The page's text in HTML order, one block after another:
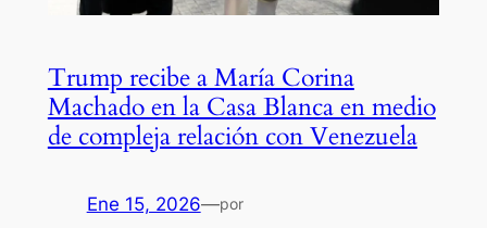
Trump recibe a María Corina
Machado en la Casa Blanca en medio
de compleja relación con Venezuela
Ene 15, 2026—por